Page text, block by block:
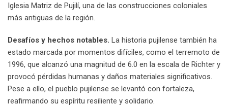
Iglesia Matriz de Pujilí, una de las construcciones coloniales
más antiguas de la región.
Desafíos y hechos notables. La historia pujilense también ha
estado marcada por momentos difíciles, como el terremoto de
1996, que alcanzó una magnitud de 6.0 en la escala de Richter y
provocó pérdidas humanas y daños materiales significativos.
Pese a ello, el pueblo pujilense se levantó con fortaleza,
reafirmando su espíritu resiliente y solidario.